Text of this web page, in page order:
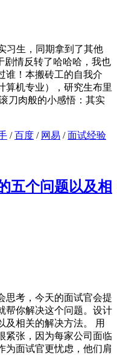
习生，同期拿到了其他
剧情反转了哈哈哈，我也
谁！本搬砖工的自我介
算机专业），研究生布里
刀肉般的小感悟：其实
/百度 / 网易 /面试经验
五个问题以及相
思考，今天的面试官会提
帮你解决这个问题。设计
及相关的解决方法。 用
紧张，因为每家公司面临
为面试官更忧虑，他们肩